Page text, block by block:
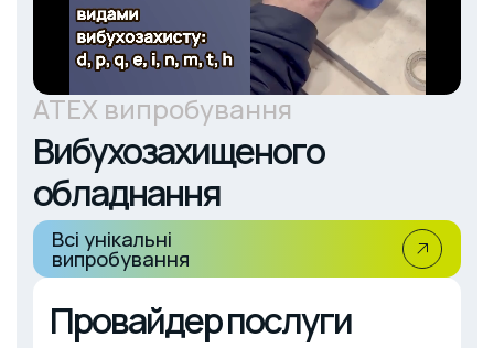
ATEX випробування
Вибухозахищеного
обладнання
Провайдер послуги
Всі унікальні
випробування